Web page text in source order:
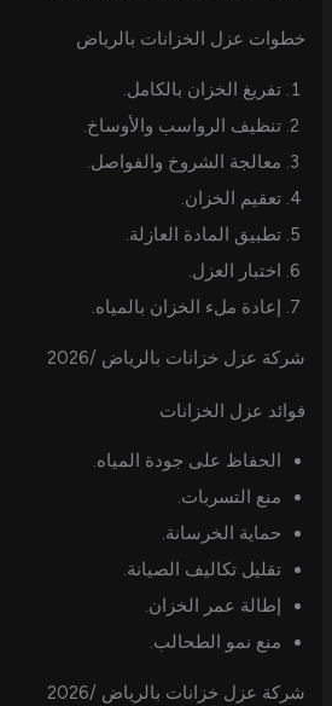
خطوات عزل الخزانات بالرياض
تفريغ الخزان بالكامل.
تنظيف الرواسب والأوساخ.
معالجة الشروخ والفواصل.
تعقيم الخزان.
تطبيق المادة العازلة.
اختبار العزل.
إعادة ملء الخزان بالمياه.
شركة عزل خزانات بالرياض /2026
فوائد عزل الخزانات
الحفاظ على جودة المياه.
منع التسربات.
حماية الخرسانة.
تقليل تكاليف الصيانة.
إطالة عمر الخزان.
منع نمو الطحالب.
شركة عزل خزانات بالرياض /2026